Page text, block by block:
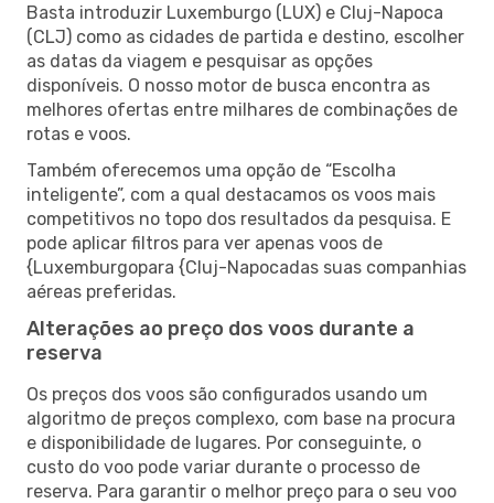
Basta introduzir Luxemburgo (LUX) e Cluj-Napoca
(CLJ) como as cidades de partida e destino, escolher
as datas da viagem e pesquisar as opções
disponíveis. O nosso motor de busca encontra as
melhores ofertas entre milhares de combinações de
rotas e voos.
Também oferecemos uma opção de “Escolha
inteligente”, com a qual destacamos os voos mais
competitivos no topo dos resultados da pesquisa. E
pode aplicar filtros para ver apenas voos de
{Luxemburgopara {Cluj-Napocadas suas companhias
aéreas preferidas.
Alterações ao preço dos voos durante a
reserva
Os preços dos voos são configurados usando um
algoritmo de preços complexo, com base na procura
e disponibilidade de lugares. Por conseguinte, o
custo do voo pode variar durante o processo de
reserva. Para garantir o melhor preço para o seu voo